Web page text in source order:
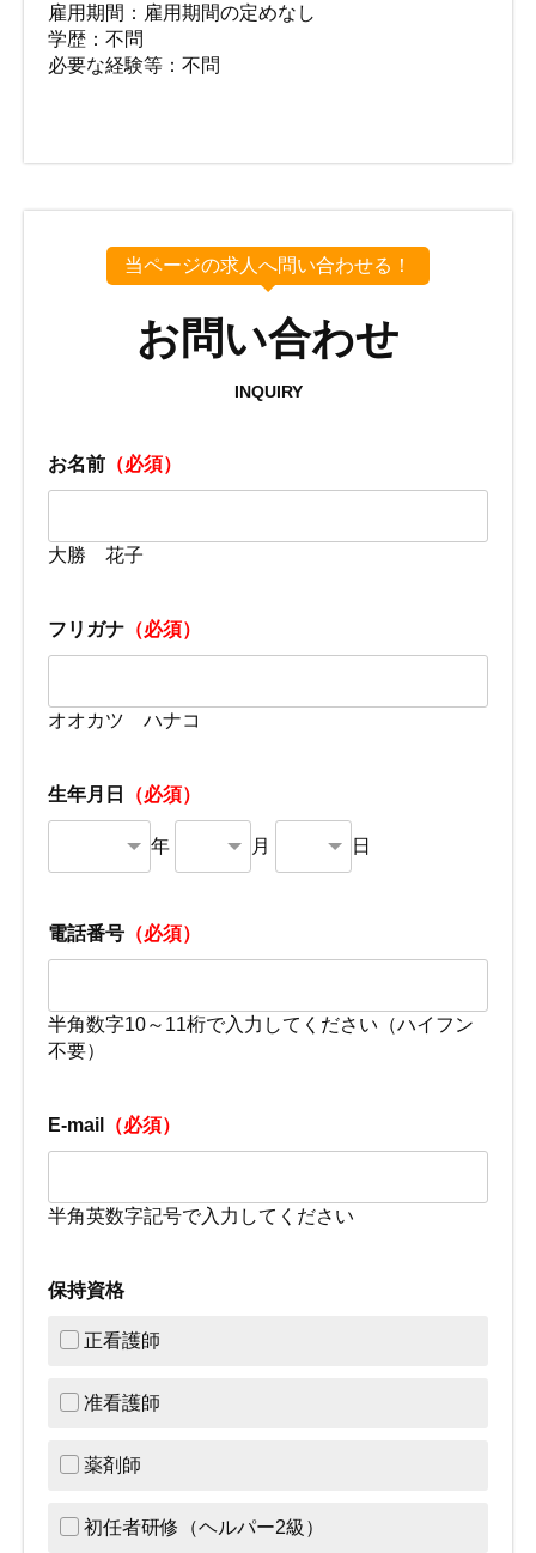
雇用期間：雇用期間の定めなし
学歴：不問
必要な経験等：不問
当ページの求人へ問い合わせる！
お問い合わせ
INQUIRY
お名前 （必須）
大勝 花子
フリガナ （必須）
オオカツ ハナコ
生年月日 （必須）
年 月 日
電話番号 （必須）
半角数字10～11桁で入力してください（ハイフン
不要）
E-mail （必須）
半角英数字記号で入力してください
保持資格
正看護師
准看護師
薬剤師
初任者研修（ヘルパー2級）